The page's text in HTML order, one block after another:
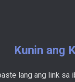
Kunin ang
lang ang link sa